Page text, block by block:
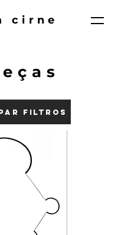
cirne
FILTROS